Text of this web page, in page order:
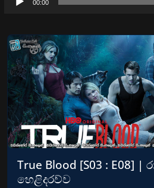
00:00
True Blood [S03 : E08] |
හෙළිදරව්ව